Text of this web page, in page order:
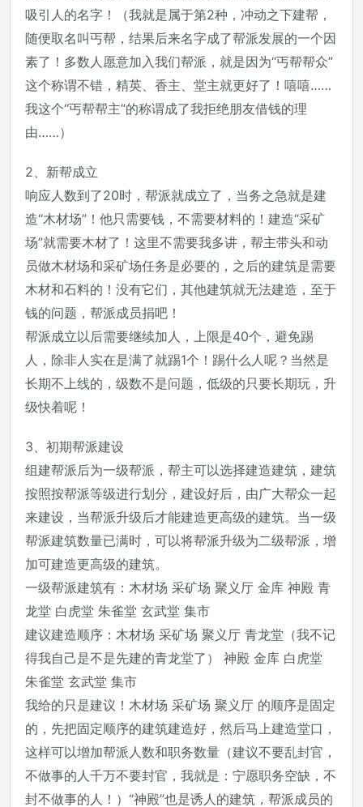
吸引人的名字！（我就是属于第2种，冲动之下建帮，
随便取名叫丐帮，结果后来名字成了帮派发展的一个因
素了！多数人愿意加入我们帮派，就是因为“丐帮帮众”
这个称谓不错，精英、香主、堂主就更好了！嘻嘻……
我这个“丐帮帮主”的称谓成了我拒绝朋友借钱的理
由……）
2、新帮成立
响应人数到了20时，帮派就成立了，当务之急就是建
造“木材场”！他只需要钱，不需要材料的！建造“采矿
场”就需要木材了！这里不需要我多讲，帮主带头和动
员做木材场和采矿场任务是必要的，之后的建筑是需要
木材和石料的！没有它们，其他建筑就无法建造，至于
钱的问题，帮派成员捐吧！
帮派成立以后需要继续加人，上限是40个，避免踢
人，除非人实在是满了就踢1个！踢什么人呢？当然是
长期不上线的，级数不是问题，低级的只要长期玩，升
级快着呢！
3、初期帮派建设
组建帮派后为一级帮派，帮主可以选择建造建筑，建筑
按照按帮派等级进行划分，建设好后，由广大帮众一起
来建设，当帮派升级后才能建造更高级的建筑。当一级
帮派建筑数量已满时，可以将帮派升级为二级帮派，增
加可建造更高级的建筑。
一级帮派建筑有：木材场 采矿场 聚义厅 金库 神殿 青
龙堂 白虎堂 朱雀堂 玄武堂 集市
建议建造顺序：木材场 采矿场 聚义厅 青龙堂（我不记
得我自己是不是先建的青龙堂了） 神殿 金库 白虎堂
朱雀堂 玄武堂 集市
我给的只是建议！木材场 采矿场 聚义厅 的顺序是固定
的，先把固定顺序的建筑建造好，然后马上建造堂口，
这样可以增加帮派人数和职务数量（建议不要乱封官，
不做事的人千万不要封官，我就是：宁愿职务空缺，不
封不做事的人！）“神殿”也是诱人的建筑，帮派成员的